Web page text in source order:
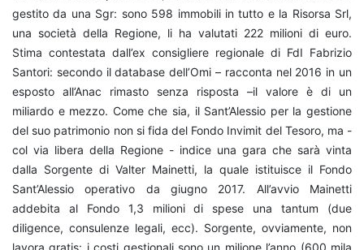
gestito da una Sgr: sono 598 immobili in tutto e la Risorsa Srl,
una società della Regione, li ha valutati 222 milioni di euro.
Stima contestata dall’ex consigliere regionale di FdI Fabrizio
Santori: secondo il database dell’Omi – racconta nel 2016 in un
esposto all’Anac rimasto senza risposta –il valore è di un
miliardo e mezzo. Come che sia, il Sant’Alessio per la gestione
del suo patrimonio non si fida del Fondo Invimit del Tesoro, ma -
col via libera della Regione - indice una gara che sarà vinta
dalla Sorgente di Valter Mainetti, la quale istituisce il Fondo
Sant’Alessio operativo da giugno 2017. All’avvio Mainetti
addebita al Fondo 1,3 milioni di spese una tantum (due
diligence, consulenze legali, ecc). Sorgente, ovviamente, non
lavora gratis: i costi gestionali sono un milione l’anno (600 mila